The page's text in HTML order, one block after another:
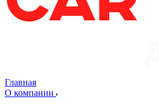
Главная
О компании